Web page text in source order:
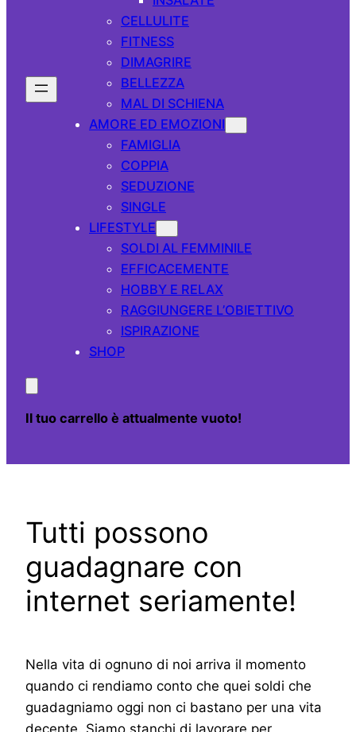
CELLULITE
FITNESS
DIMAGRIRE
BELLEZZA
MAL DI SCHIENA
AMORE ED EMOZIONI
FAMIGLIA
COPPIA
SEDUZIONE
SINGLE
LIFESTYLE
SOLDI AL FEMMINILE
EFFICACEMENTE
HOBBY E RELAX
RAGGIUNGERE L’OBIETTIVO
ISPIRAZIONE
SHOP
Il tuo carrello è attualmente vuoto!
Tutti possono
guadagnare con
internet seriamente!
Nella vita di ognuno di noi arriva il momento
quando ci rendiamo conto che quei soldi che
guadagniamo oggi non ci bastano per una vita